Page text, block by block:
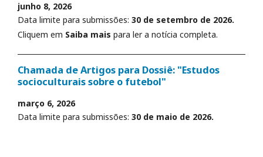
junho 8, 2026
Data limite para submissões: 30 de setembro de 2026.
Cliquem em Saiba mais para ler a notícia completa.
Chamada de Artigos para Dossiê: "Estudos
socioculturais sobre o futebol"
março 6, 2026
Data limite para submissões: 30 de maio de 2026.